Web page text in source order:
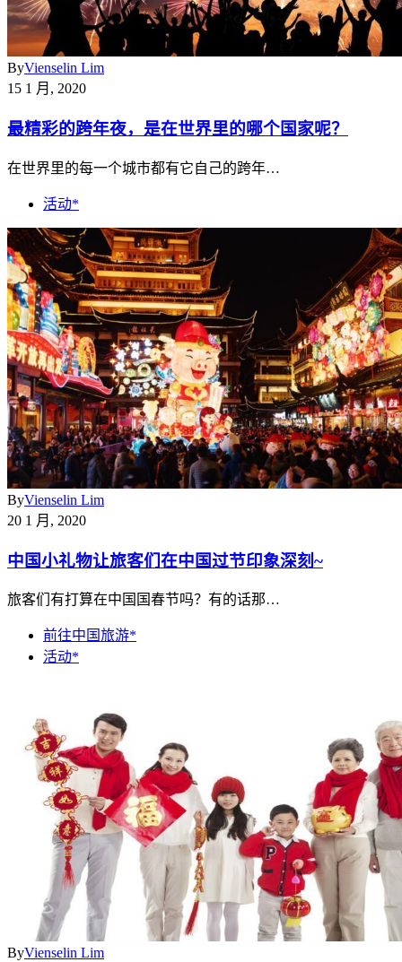
ByVienselin Lim
15 1 月, 2020
最精彩的跨年夜，是在世界里的哪个国家呢？
在世界里的每一个城市都有它自己的跨年…
活动*
ByVienselin Lim
20 1 月, 2020
中国小礼物让旅客们在中国过节印象深刻~
旅客们有打算在中国国春节吗？有的话那…
前往中国旅游*
活动*
ByVienselin Lim